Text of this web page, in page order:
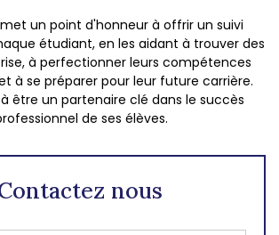
un point d'honneur à offrir un suivi
étudiant, en les aidant à trouver des
à perfectionner leurs compétences
à se préparer pour leur future carrière.
être un partenaire clé dans le succès
de ses élèves.
nous